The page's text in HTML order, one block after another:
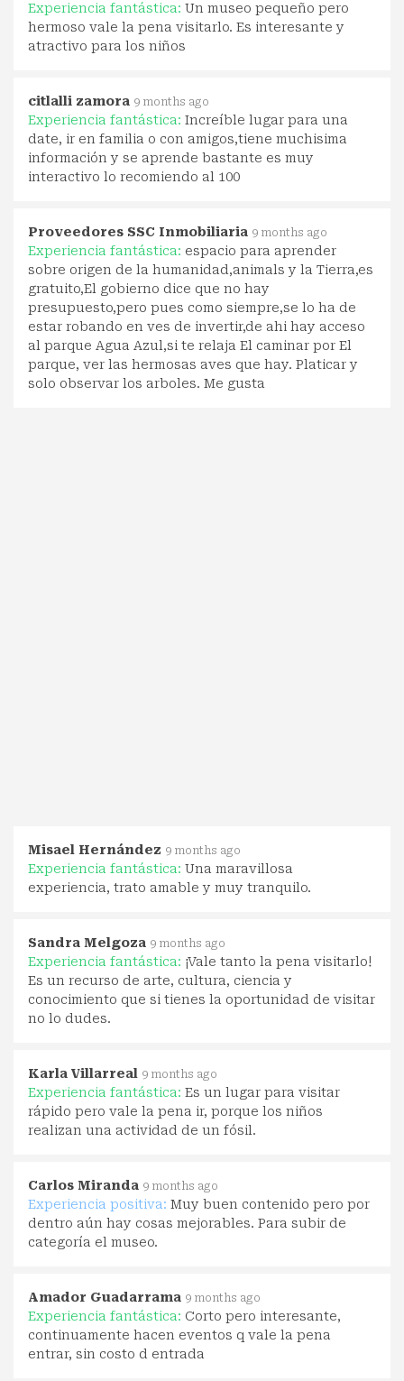
Experiencia fantástica: Un museo pequeño pero
hermoso vale la pena visitarlo. Es interesante y
atractivo para los niños
citlalli zamora 9 months ago
Experiencia fantástica: Increíble lugar para una
date, ir en familia o con amigos,tiene muchisima
información y se aprende bastante es muy
interactivo lo recomiendo al 100
Proveedores SSC Inmobiliaria 9 months ago
Experiencia fantástica: espacio para aprender
sobre origen de la humanidad,animals y la Tierra,es
gratuito,El gobierno dice que no hay
presupuesto,pero pues como siempre,se lo ha de
estar robando en ves de invertir,de ahi hay acceso
al parque Agua Azul,si te relaja El caminar por El
parque, ver las hermosas aves que hay. Platicar y
solo observar los arboles. Me gusta
Misael Hernández 9 months ago
Experiencia fantástica: Una maravillosa
experiencia, trato amable y muy tranquilo.
Sandra Melgoza 9 months ago
Experiencia fantástica: ¡Vale tanto la pena visitarlo!
Es un recurso de arte, cultura, ciencia y
conocimiento que si tienes la oportunidad de visitar
no lo dudes.
Karla Villarreal 9 months ago
Experiencia fantástica: Es un lugar para visitar
rápido pero vale la pena ir, porque los niños
realizan una actividad de un fósil.
Carlos Miranda 9 months ago
Experiencia positiva: Muy buen contenido pero por
dentro aún hay cosas mejorables. Para subir de
categoría el museo.
Amador Guadarrama 9 months ago
Experiencia fantástica: Corto pero interesante,
continuamente hacen eventos q vale la pena
entrar, sin costo d entrada